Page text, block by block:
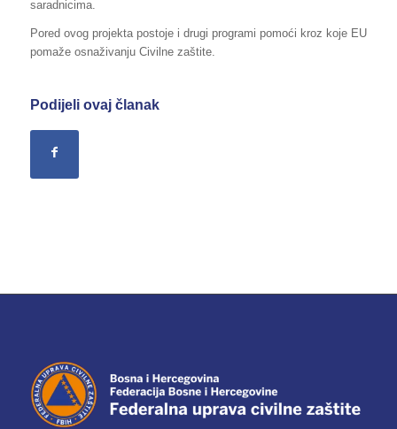
saradnicima.
Pored ovog projekta postoje i drugi programi pomoći kroz koje EU
pomaže osnaživanju Civilne zaštite.
Podijeli ovaj članak